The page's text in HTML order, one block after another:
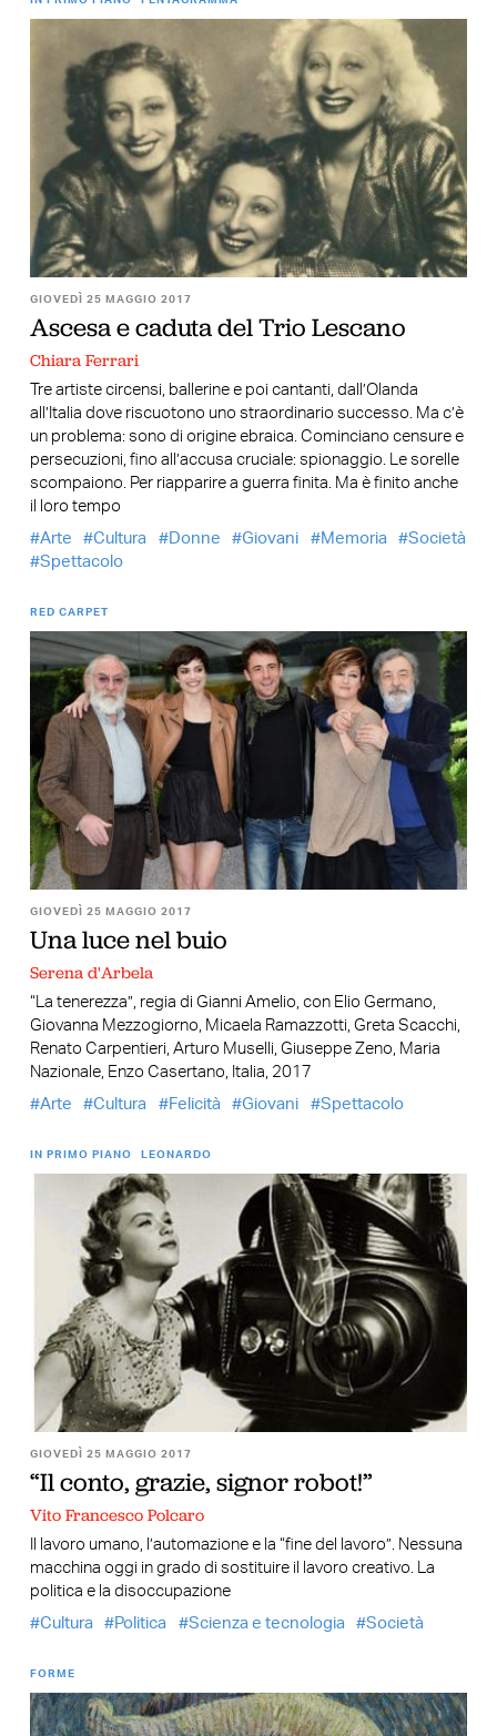
GIOVEDÌ 25 MAGGIO 2017
Ascesa e caduta del Trio Lescano
Chiara Ferrari
Tre artiste circensi, ballerine e poi cantanti, dall’Olanda
all’Italia dove riscuotono uno straordinario successo. Ma c’è
un problema: sono di origine ebraica. Cominciano censure e
persecuzioni, fino all’accusa cruciale: spionaggio. Le sorelle
scompaiono. Per riapparire a guerra finita. Ma è finito anche
il loro tempo
Arte
Cultura Donne Giovani Memoria
Società
Spettacolo
RED CARPET
GIOVEDÌ 25 MAGGIO 2017
Una luce nel buio
Serena d'Arbela
“La tenerezza”, regia di Gianni Amelio, con Elio Germano,
Giovanna Mezzogiorno, Micaela Ramazzotti, Greta Scacchi,
Renato Carpentieri, Arturo Muselli, Giuseppe Zeno, Maria
Nazionale, Enzo Casertano, Italia, 2017
Arte
Cultura Felicità Giovani Spettacolo
IN PRIMO PIANO LEONARDO
GIOVEDÌ 25 MAGGIO 2017
“Il conto, grazie, signor robot!”
Vito Francesco Polcaro
Il lavoro umano, l’automazione e la “fine del lavoro”. Nessuna
macchina oggi in grado di sostituire il lavoro creativo. La
politica e la disoccupazione
Cultura
Politica Scienza e tecnologia Società
FORME